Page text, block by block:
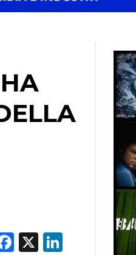
Facebook
X